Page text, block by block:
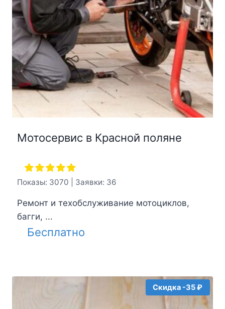
Мотосервис в Красной поляне
Показы: 3070 | Заявки: 36
Ремонт и техобслуживание мотоциклов,
багги, ...
Бесплатно
Скидка -35 ₽